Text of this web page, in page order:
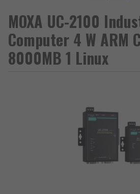
MOXA UC-2100
Computer 4 W ARM
8000MB 1 Linux